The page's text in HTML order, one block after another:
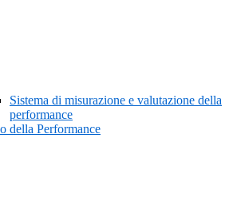
Sistema di misurazione e valutazione della
performance
della Performance